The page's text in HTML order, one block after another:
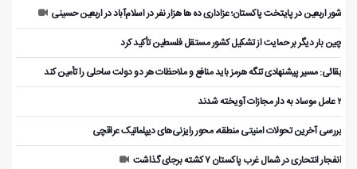
شور اربعین در پایتخت پاکستان؛ عزاداری ده ها هزار نفر در اسلام‌آباد در اربعین حسینی
چین بار دیگر بر حمایت از تشکیل کشور مستقل فلسطین تأکید کرد
بقائی: مسیر پیشنهادی تنگه هرمز باید منافع و ملاحظات هر دو دولت ساحلی را تأمین کند
۲ عامل موساد به دار مجازات آویخته شدند
بررسی آخرین تحولات امنیتی منطقه، محور رایزنی‌های دیپلماتیک عراقچی
انفجار انتحاری در شمال غرب پاکستان ۷ کشته برجای گذاشت